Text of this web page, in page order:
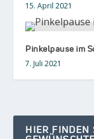
15. April 2021
Pinkelpause im
7. Juli 2021
HIER FINDEN